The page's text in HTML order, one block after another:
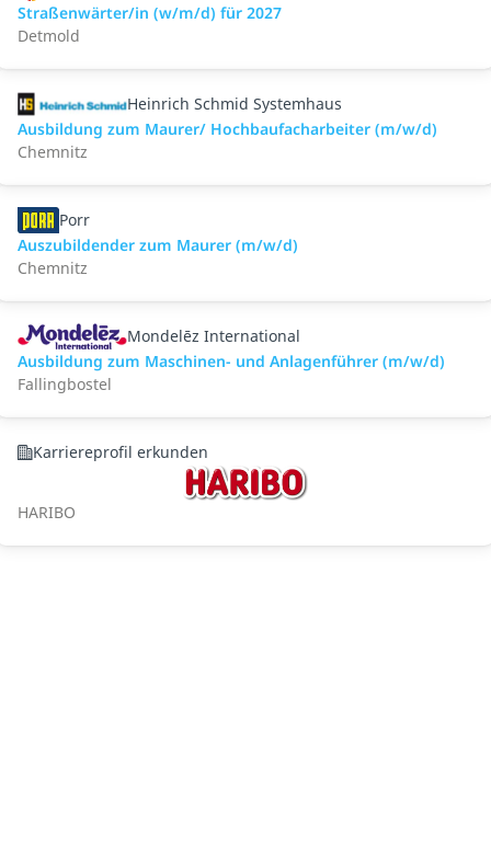
Straßenwärter/in (w/m/d) für 2027
Detmold
Heinrich Schmid Systemhaus
Ausbildung zum Maurer/ Hochbaufacharbeiter (m/w/d)
Chemnitz
Porr
Auszubildender zum Maurer (m/w/d)
Chemnitz
Mondelēz International
Ausbildung zum Maschinen- und Anlagenführer (m/w/d)
Fallingbostel
Karriereprofil erkunden
HARIBO